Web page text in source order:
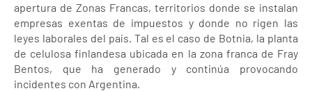
apertura de Zonas Francas, territorios donde se instalan
empresas exentas de impuestos y donde no rigen las
leyes laborales del país. Tal es el caso de Botnia, la planta
de celulosa finlandesa ubicada en la zona franca de Fray
Bentos, que ha generado y continúa provocando
incidentes con Argentina.